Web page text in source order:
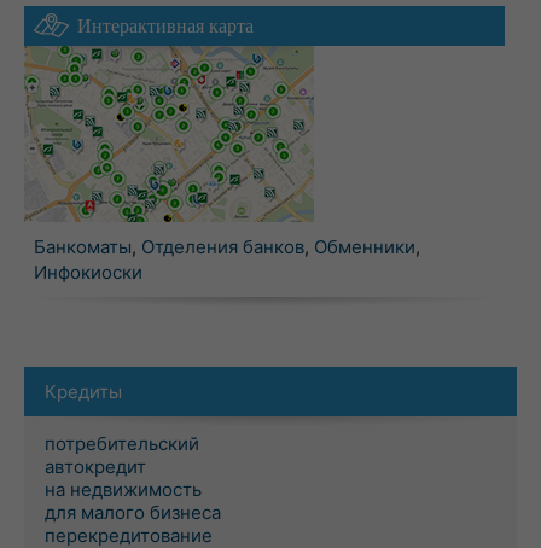
Интерактивная карта
Банкоматы, Отделения банков, Обменники,
Инфокиоски
Кредиты
потребительский
автокредит
на недвижимость
для малого бизнеса
перекредитование